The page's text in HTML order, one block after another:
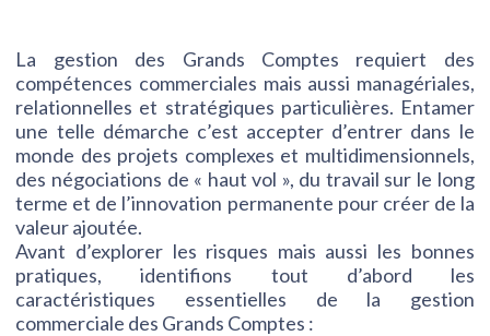
La gestion des Grands Comptes requiert des
compétences commerciales mais aussi managériales,
relationnelles et stratégiques particulières. Entamer
une telle démarche c’est accepter d’entrer dans le
monde des projets complexes et multidimensionnels,
des négociations de « haut vol », du travail sur le long
terme et de l’innovation permanente pour créer de la
valeur ajoutée.
Avant d’explorer les risques mais aussi les bonnes
pratiques, identifions tout d’abord les
caractéristiques essentielles de la gestion
commerciale des Grands Comptes :